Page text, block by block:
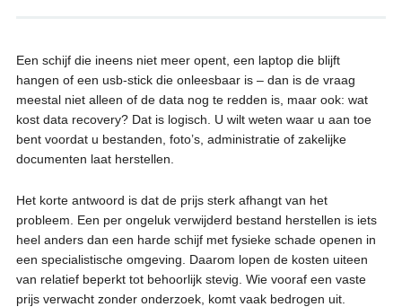
Een schijf die ineens niet meer opent, een laptop die blijft
hangen of een usb-stick die onleesbaar is – dan is de vraag
meestal niet alleen of de data nog te redden is, maar ook: wat
kost data recovery? Dat is logisch. U wilt weten waar u aan toe
bent voordat u bestanden, foto’s, administratie of zakelijke
documenten laat herstellen.
Het korte antwoord is dat de prijs sterk afhangt van het
probleem. Een per ongeluk verwijderd bestand herstellen is iets
heel anders dan een harde schijf met fysieke schade openen in
een specialistische omgeving. Daarom lopen de kosten uiteen
van relatief beperkt tot behoorlijk stevig. Wie vooraf een vaste
prijs verwacht zonder onderzoek, komt vaak bedrogen uit.